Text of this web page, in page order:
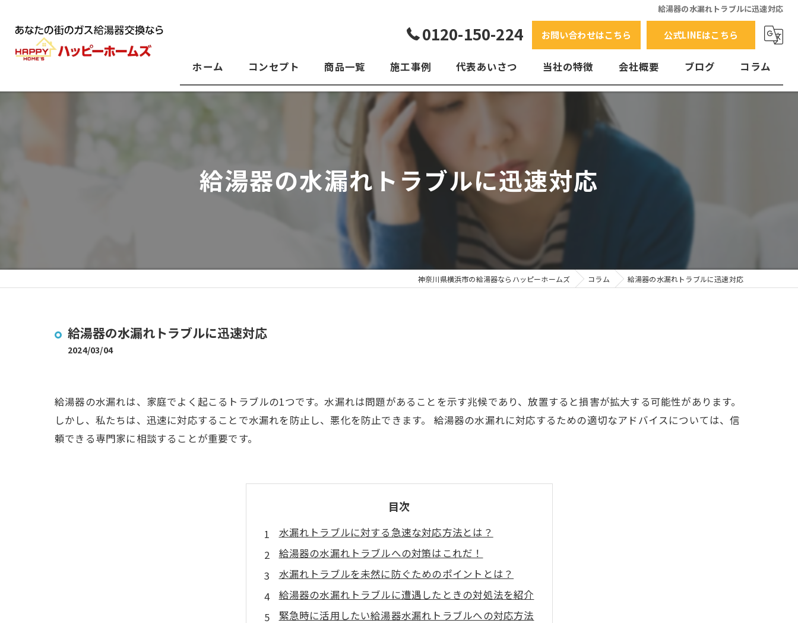
給湯器の水漏れトラブルに迅速対応
0120-150-224 お問い合わせはこちら 公式LINEはこちら
ホーム コンセプト 商品一覧
よくある質問
施工事例 代表あいさつ 当社の特徴
故障
会社概要 ブログ コラム
給湯器の水漏れトラブルに迅速対応
神奈川県横浜市の給湯器ならハッピーホームズ コラム 給湯器の水漏れトラブルに迅速対応
給湯器の水漏れトラブルに迅速対応
2024/03/04
給湯器の水漏れは、家庭でよく起こるトラブルの1つです。水漏れは問題があることを示す兆候であり、放置すると損害が拡大する可能性があります。
しかし、私たちは、迅速に対応することで水漏れを防止し、悪化を防止できます。 給湯器の水漏れに対応するための適切なアドバイスについては、信
頼できる専門家に相談することが重要です。
目次
水漏れトラブルに対する急速な対応方法とは？
給湯器の水漏れトラブルへの対策はこれだ！
水漏れトラブルを未然に防ぐためのポイントとは？
給湯器の水漏れトラブルに遭遇したときの対処法を紹介
緊急時に活用したい給湯器水漏れトラブルへの対応方法